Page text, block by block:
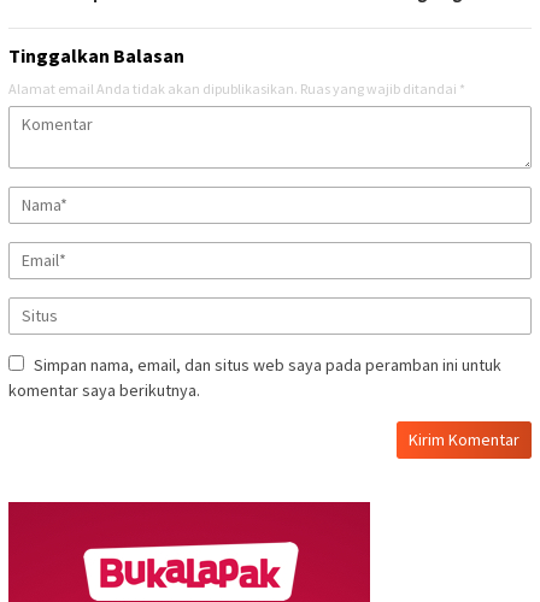
Tinggalkan Balasan
Alamat email Anda tidak akan dipublikasikan. Ruas yang wajib ditandai *
Simpan nama, email, dan situs web saya pada peramban ini untuk
komentar saya berikutnya.